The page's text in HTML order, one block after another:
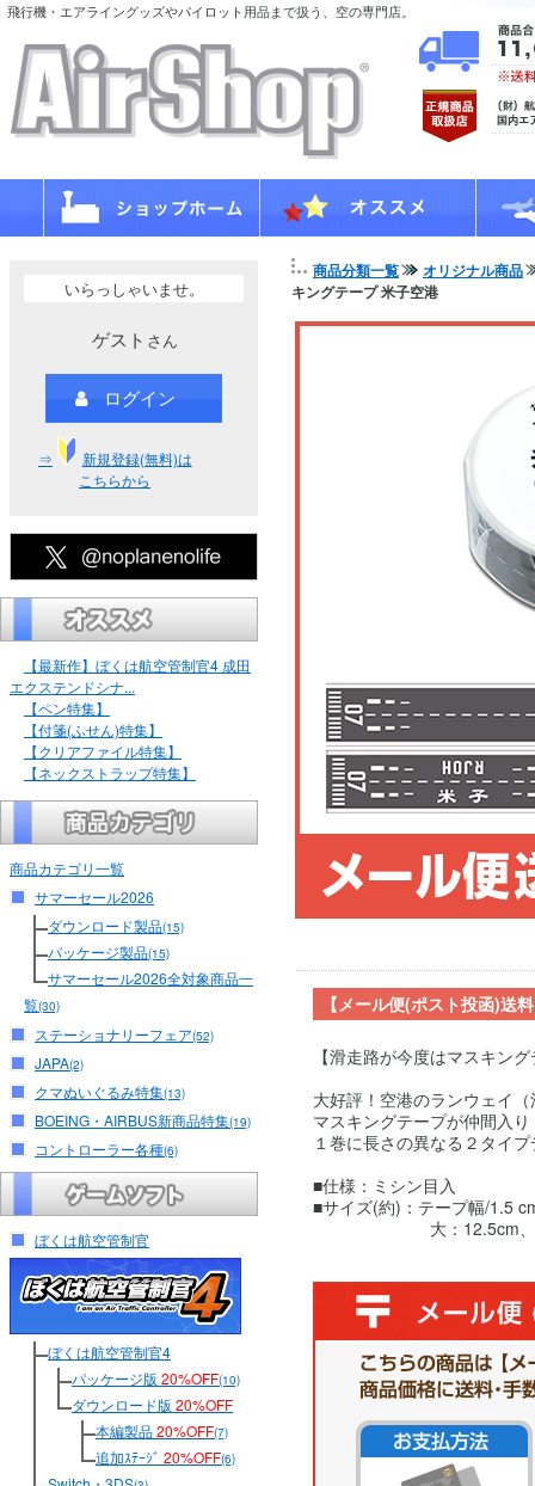
飛行機・エアライングッズやパイロット用品まで扱う、空の専門店。
いらっしゃいませ。
ゲスト さん
ログイン
⇒
新規登録(無料)は
こちらから
【最新作】ぼくは航空管制官4 成田
エクステンドシナ...
【ペン特集】
【付箋(ふせん)特集】
【クリアファイル特集】
【ネックストラップ特集】
商品カテゴリ一覧
サマーセール2026
ダウンロード製品(15)
パッケージ製品(15)
サマーセール2026全対象商品一
覧(30)
ステーショナリーフェア(52)
JAPA(2)
クマぬいぐるみ特集(13)
BOEING・AIRBUS新商品特集(19)
コントローラー各種(6)
ぼくは航空管制官
ぼくは航空管制官4
パッケージ版 20%OFF(10)
ダウンロード版 20%OFF
本編製品20%OFF(7)
追加ｽﾃｰｼﾞ 20%OFF(6)
商品分類一覧
オリジナル商品
キングテープ 米子空港
【メール便(ポスト投函)送
【滑走路が今度はマスキン
大好評！空港のランウェイ
マスキングテープが仲間入り
１巻に長さの異なる２タイ
■仕様：ミシン目入
■サイズ(約)：テープ幅/1.5
大：12.5cm、小